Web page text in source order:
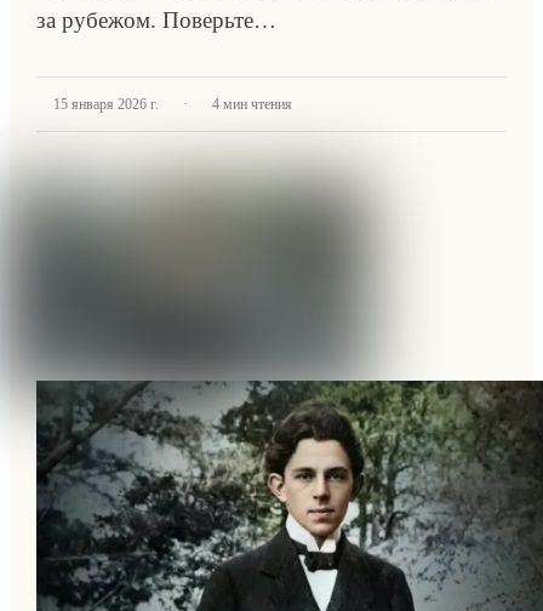
за рубежом. Поверьте…
15 января 2026 г. · 4 мин чтения